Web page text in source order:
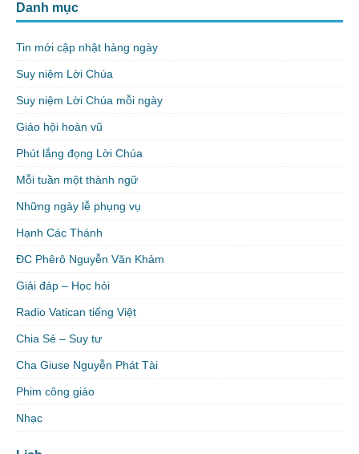
Danh mục
Tin mới cập nhật hàng ngày
Suy niệm Lời Chúa
Suy niệm Lời Chúa mỗi ngày
Giáo hội hoàn vũ
Phút lắng đọng Lời Chúa
Mỗi tuần một thành ngữ
Những ngày lễ phụng vụ
Hạnh Các Thánh
ĐC Phêrô Nguyễn Văn Khảm
Giải đáp – Học hỏi
Radio Vatican tiếng Việt
Chia Sẻ – Suy tư
Cha Giuse Nguyễn Phát Tài
Phim công giáo
Nhạc